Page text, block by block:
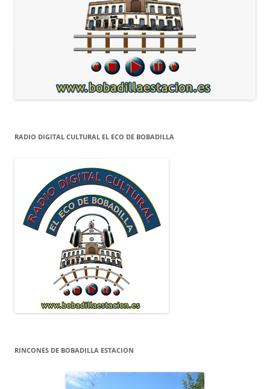
RADIO DIGITAL CULTURAL EL ECO DE BOBADILLA
RINCONES DE BOBADILLA ESTACION